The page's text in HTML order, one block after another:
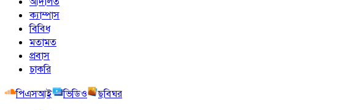
ক্যাম্পাস
বিবিধ
মতামত
প্রবাস
চাকরি
পিএসআই
ভিডিও
ছবিঘর